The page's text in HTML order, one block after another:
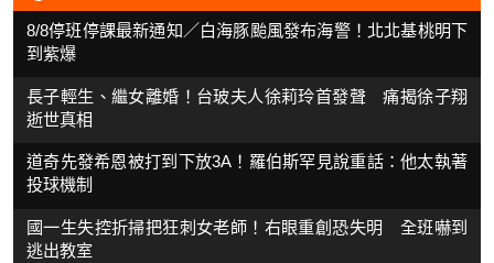
8/8停班停課最新通知／白海豚颱風發布海警！北北基桃明下
到紫爆
長子輕生、繼女離婚！台玻夫人徐莉玲首發聲 痛揭徐子翔
逝世真相
道奇先發希恩被打到下放3A！羅伯斯罕見說重話：他太執著
投球機制
國一生失控折掃把狂刺女老師！右眼重創恐失明 全班嚇到
逃出教室